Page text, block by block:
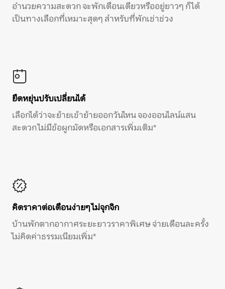
อำนวยความสะดวก จะพักเดือนเดียวหรืออยู่ยาวๆ ก็ได้
เป็นทางเลือกที่เหมาะสุดๆ สำหรับที่พักเช่าช่วง
ยืดหยุ่นปรับเปลี่ยนได้
เลือกได้ว่าจะย้ายเข้าย้ายออกวันไหน จองออนไลน์แสน
สะดวก ไม่มีข้อผูกมัดหรือเอกสารเพิ่มเติม*
คิดราคาต่อเดือนง่ายๆ ไม่จุกจิก
บ้านพักตากอากาศระยะยาวราคาพิเศษ จ่ายเดือนละครั้ง
ไม่คิดค่าธรรมเนียมเพิ่ม*